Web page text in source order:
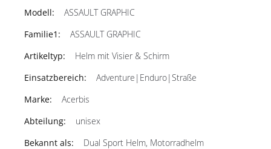
ASSAULT GRAPHIC
ASSAULT GRAPHIC
Helm mit Visier & Schirm
Adventure|Enduro|Straße
Acerbis
unisex
Dual Sport Helm, Motorradhelm